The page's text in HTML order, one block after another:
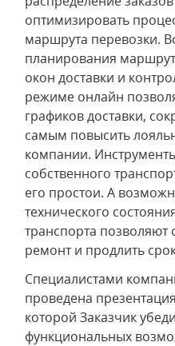
оптимизировать
маршрута перевозки.
планирования
окон доставки и
режиме онлайн
графиков доставки,
самым повысить
компании.
собственного
его простои. А
технического
транспорта позволяют
ремонт и продлить
Специалистами
проведена
которой Заказчик
функциональных